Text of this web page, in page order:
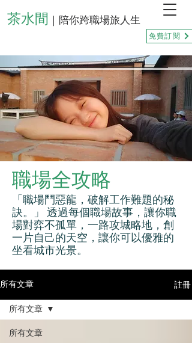
茶水間 ｜陪你跨職場旅人生
免費訂閱
職場全攻略
「職場鬥惡龍，破解工作難題的秘
訣。」 透過每個職場故事，讓你職
場對弈不孤單，一路攻城略地，創
一片自己的天空，讓你可以優雅的
坐看城市光景。
所有文章 註冊
所有文章
所有文章